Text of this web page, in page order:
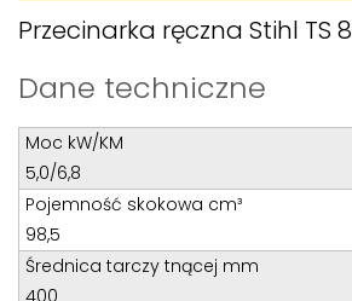
Damian Korkus
Specjalista d/s sprzedaż
Tel: 32 275 32 26 wew. 20
Kom:+48 601 750 464
E-mail:
Przecinarka ręczna Stihl TS
Dane techniczne
Moc kW/KM
5,0/6,8
Pojemność skokowa cm³
98,5
Średnica tarczy tnącej mm
400